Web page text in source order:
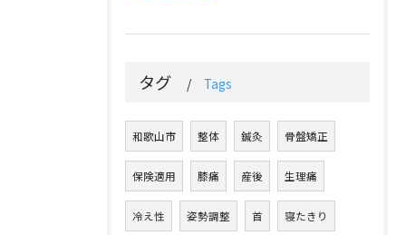
タグ Tags
和歌山市 整体 鍼灸 骨盤矯正
保険適用 膝痛 産後 生理痛
冷え性 姿勢調整 首 寝たきり